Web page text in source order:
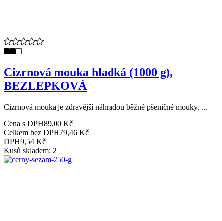
Cizrnová mouka hladká (1000 g),
BEZLEPKOVÁ
Cizrnová mouka je zdravější náhradou běžné pšeničné mouky. ...
Cena s DPH89,00 Kč
Celkem bez DPH79,46 Kč
DPH9,54 Kč
Kusů skladem: 2